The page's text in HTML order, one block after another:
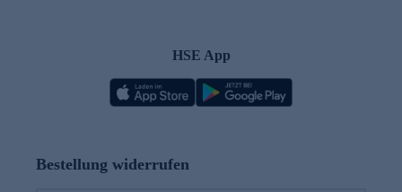
HSE App
Bestellung widerrufen